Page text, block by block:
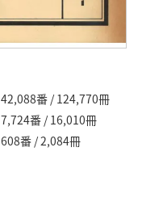
42,088番 / 124,770冊
7,724番 / 16,010冊
608番 / 2,084冊